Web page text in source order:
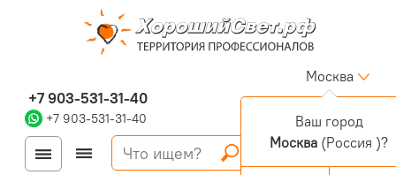
+7 903-531-31-40
+7 903-531-31-40
Москва
Войти
Регистрация
Корзина
0 позиций
Ваш город
Москва (Россия )?